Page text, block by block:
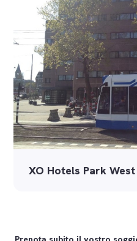
XO Hotels Park West